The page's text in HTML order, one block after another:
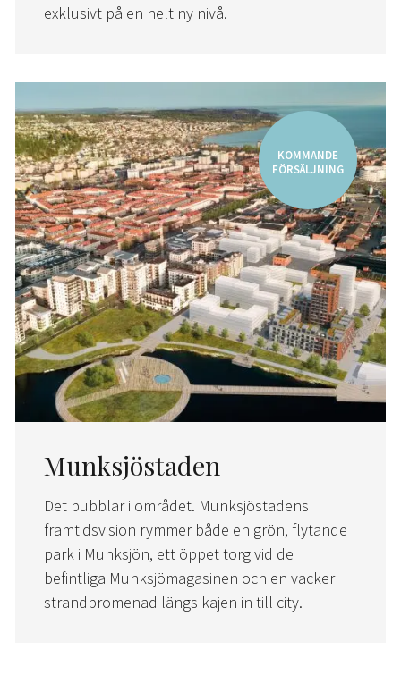
exklusivt på en helt ny nivå.
KOMMANDE
FÖRSÄLJNING
Munksjöstaden
Det bubblar i området. Munksjöstadens
framtidsvision rymmer både en grön, flytande
park i Munksjön, ett öppet torg vid de
befintliga Munksjömagasinen och en vacker
strandpromenad längs kajen in till city.